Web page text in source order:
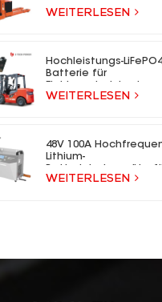
WEITERLESEN
Hochleistungs-
Batterie für
WEITERLESEN
48V 100A
Lithium-
Gabelstapler
WEITERLESEN